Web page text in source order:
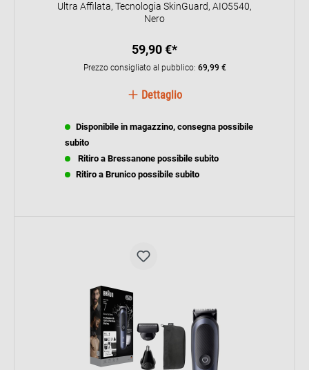
Ultra Affilata, Tecnologia SkinGuard, AIO5540,
Nero
59,90 €*
Prezzo consigliato al pubblico: 69,99 €
Dettaglio
Disponibile in magazzino, consegna possibile
subito
Ritiro a Bressanone possibile subito
Ritiro a Brunico possibile subito